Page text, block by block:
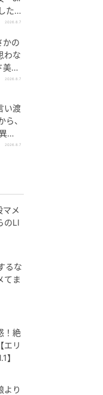
た
】
2026.8.7
かの
わな
魔
2026.8.7
い渡
、
れ
2026.8.7
メ
のLI
るな
てま
！絶
エリ
】
より